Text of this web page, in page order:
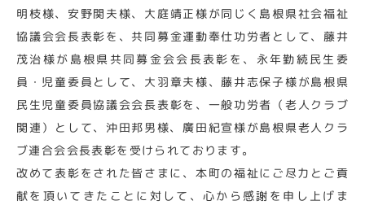
明枝様、安野関夫様、大庭靖正様が同じく島根県社会福祉
協議会会長表彰を、共同募金運動奉仕功労者として、藤井
茂治様が島根県共同募金会会長表彰を、永年勤続民生委
員・児童委員として、大羽章夫様、藤井志保子様が島根県
民生児童委員協議会会長表彰を、一般功労者（老人クラブ
関連）として、沖田邦男様、廣田紀宣様が島根県老人クラ
ブ連合会会長表彰を受けられております。
改めて表彰をされた皆さまに、本町の福祉にご尽力とご貢
献を頂いてきたことに対して、心から感謝を申し上げま